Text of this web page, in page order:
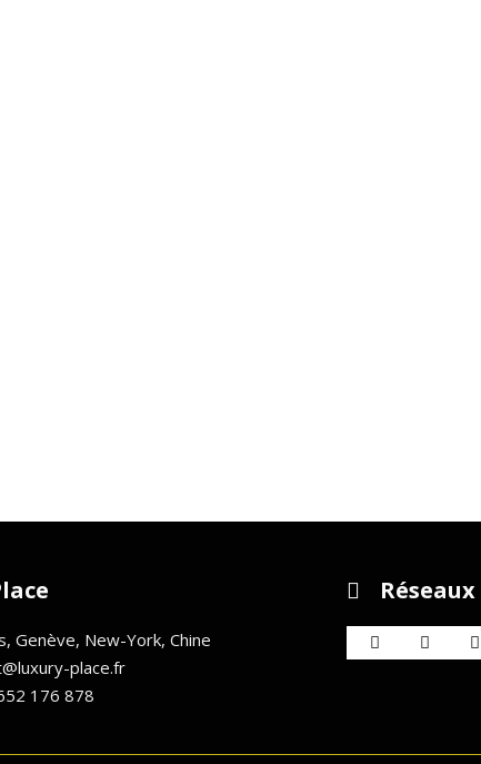
Genève, New-York, Chine
place.fr
176 878